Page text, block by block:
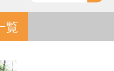
覧